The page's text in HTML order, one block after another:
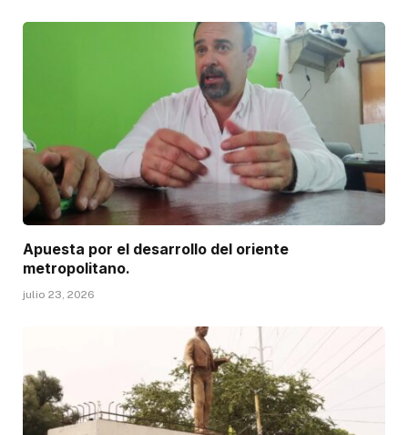
Apuesta por el desarrollo del oriente
metropolitano.
julio 23, 2026